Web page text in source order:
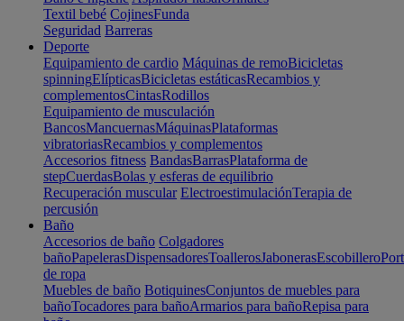
Textil bebé CojinesFunda
Seguridad Barreras
Deporte
Equipamiento de cardio Máquinas de remoBicicletas
spinningElípticasBicicletas estáticasRecambios y
complementosCintasRodillos
Equipamiento de musculación
BancosMancuernasMáquinasPlataformas
vibratoriasRecambios y complementos
Accesorios fitness BandasBarrasPlataforma de
stepCuerdasBolas y esferas de equilibrio
Recuperación muscular ElectroestimulaciónTerapia de
percusión
Baño
Accesorios de baño Colgadores
bañoPapelerasDispensadoresToallerosJabonerasEscobillero
de ropa
Muebles de baño BotiquinesConjuntos de muebles para
bañoTocadores para bañoArmarios para bañoRepisa para